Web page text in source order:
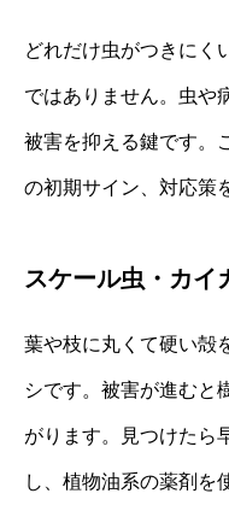
どれだけ虫がつきにく
ではありません。虫や
被害を抑える鍵です。
の初期サイン、対応策
スケール虫・カイ
葉や枝に丸くて硬い殻
シです。被害が進むと
がります。見つけたら
し、植物油系の薬剤を